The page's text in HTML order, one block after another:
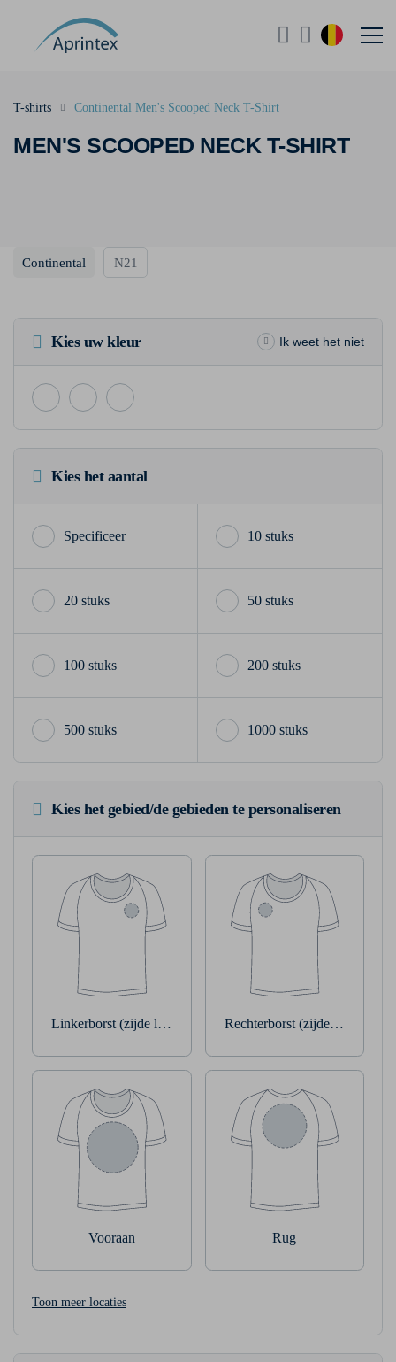
MEN'S SCOOPED NECK T-SHIRT
T-shirts Continental Men's Scooped Neck T-Shirt
Continental N21
Kies uw kleur Ik weet het niet
Kies het aantal
10 stuks
20 stuks 50 stuks
100 stuks 200 stuks
500 stuks 1000 stuks
Kies het gebied/de gebieden te personaliseren
Linkerborst (zijde linkerarm) Rechterborst (zijde
Vooraan Rug
Toon meer locaties